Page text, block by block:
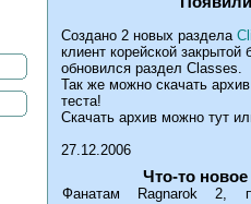
Создано 2 новых раздела
клиент корейской
обновился раздел Classes.
Так же можно скачать
теста!
Скачать архив можно тут
Что-то
Фанатам Ragnarok 2,